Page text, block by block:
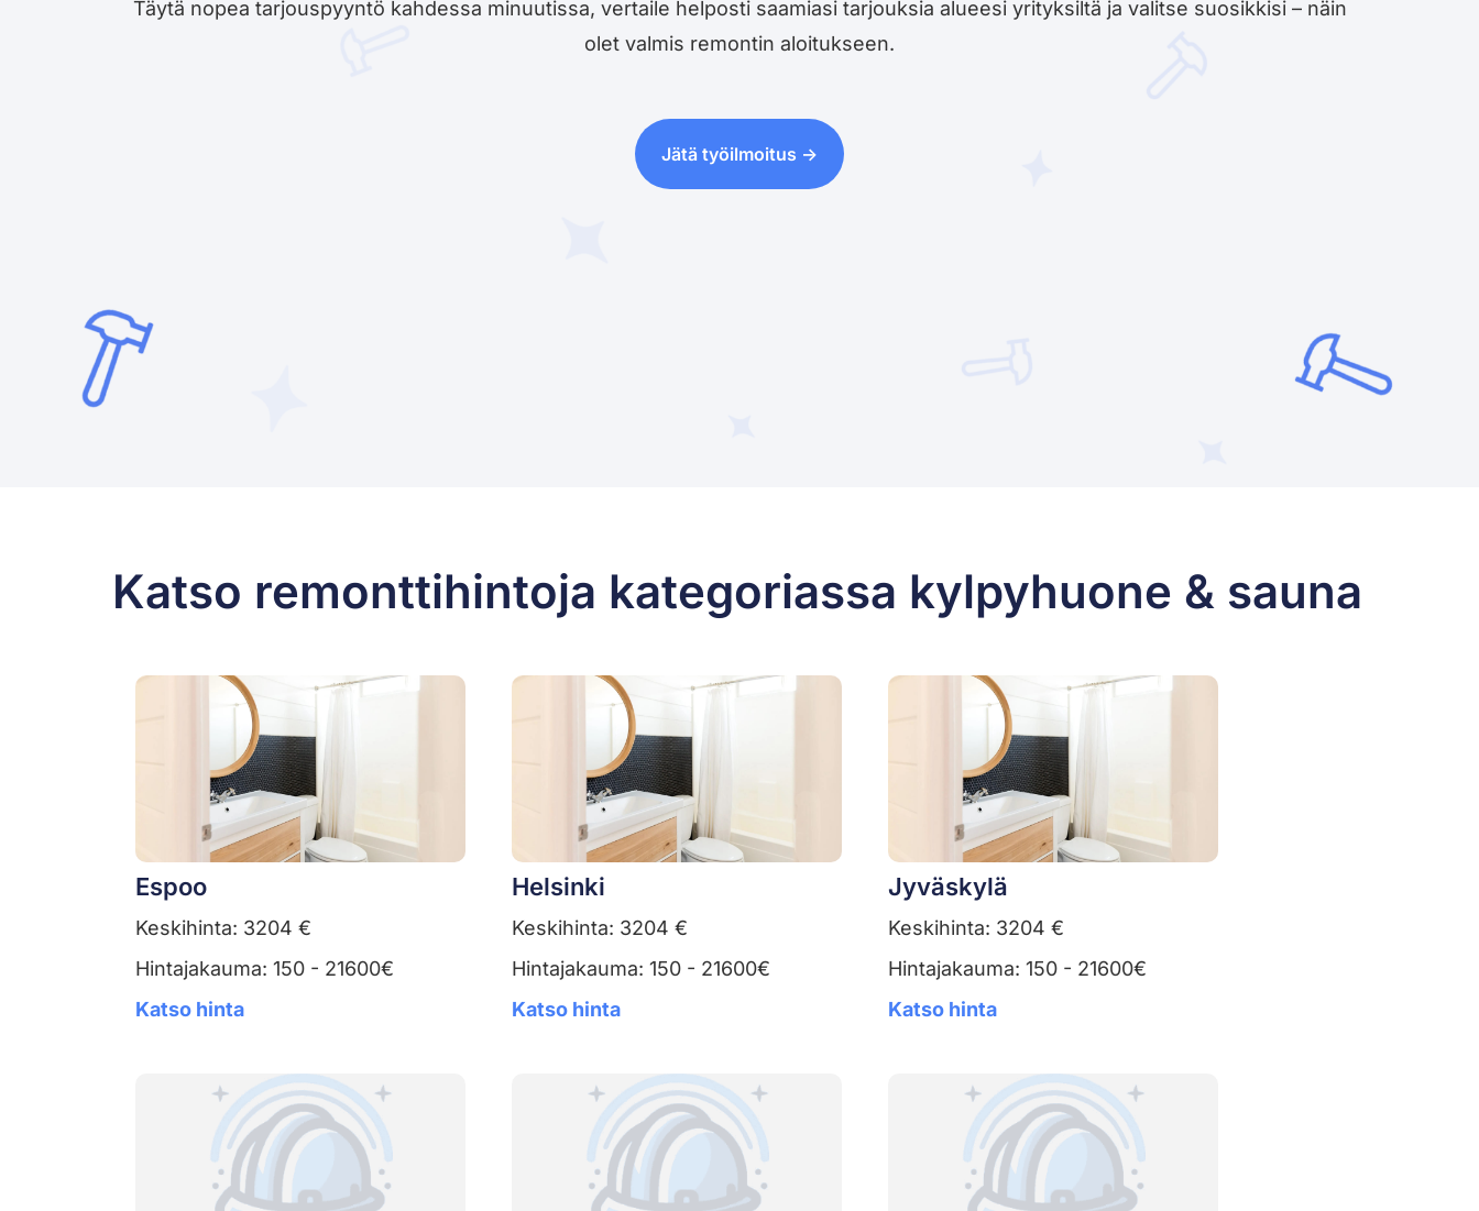
Täytä nopea tarjouspyyntö kahdessa minuutissa, vertaile helposti saamiasi tarjouksia alueesi yrityksiltä ja valitse suosikkisi – näin
olet valmis remontin aloitukseen.
Jätä työilmoitus ->
Katso remonttihintoja kategoriassa kylpyhuone & sauna
Espoo
Keskihinta: 3204 €
Hintajakauma: 150 - 21600€
Katso hinta
Helsinki
Keskihinta: 3204 €
Hintajakauma: 150 - 21600€
Katso hinta
Jyväskylä
Keskihinta: 3204 €
Hintajakauma: 150 - 21600€
Katso hinta